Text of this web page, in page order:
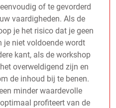
of te gevorderd
vaardigheden. Als de
je het risico dat je geen
je niet voldoende wordt
kant, als de workshop
overweldigend zijn en
de inhoud bij te benen.
minder waardevolle
profiteert van de